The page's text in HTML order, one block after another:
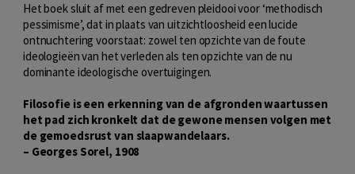
Het boek sluit af met een gedreven pleidooi voor ‘methodisch
pessimisme’, dat in plaats van uitzichtloosheid een lucide
ontnuchtering voorstaat: zowel ten opzichte van de foute
ideologieën van het verleden als ten opzichte van de nu
dominante ideologische overtuigingen.
Filosofie is een erkenning van de afgronden waartussen
het pad zich kronkelt dat de gewone mensen volgen met
de gemoedsrust van slaapwandelaars.
– Georges Sorel, 1908